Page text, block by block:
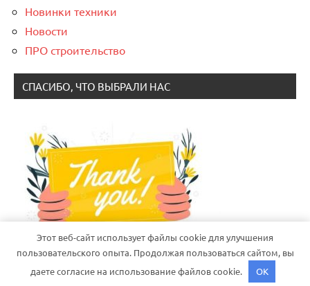
Новинки техники
Новости
ПРО строительство
СПАСИБО, ЧТО ВЫБРАЛИ НАС
Тема WordPress: Dynamico от ThemeZee.
Этот веб-сайт использует файлы cookie для улучшения
пользовательского опыта. Продолжая пользоваться сайтом, вы
даете согласие на использование файлов cookie.
OK